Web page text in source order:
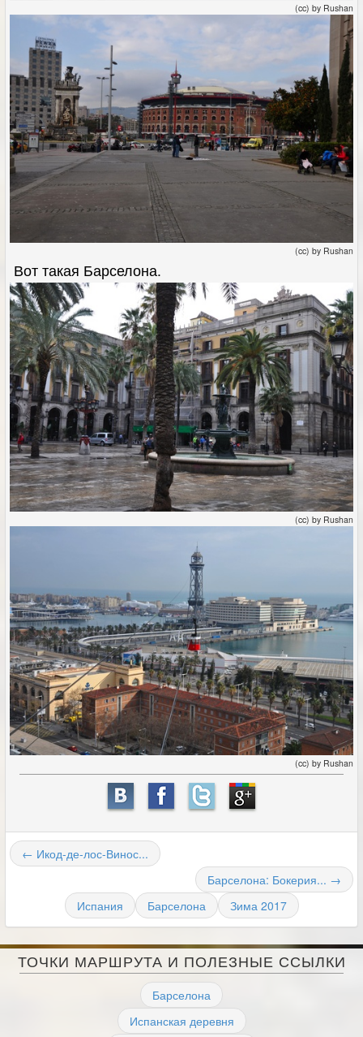
(cc) by Rushan
(cc) by Rushan
Вот такая Барселона.
(cc) by Rushan
(cc) by Rushan
← Икод-де-лос-Винос...
Барселона: Бокерия... →
Испания
Барселона Зима 2017
ТОЧКИ МАРШРУТА И ПОЛЕЗНЫЕ ССЫЛКИ
Барселона
Испанская деревня